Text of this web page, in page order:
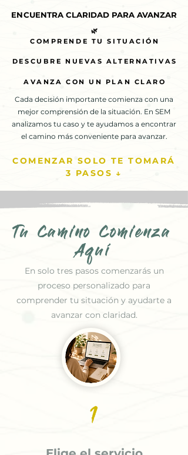
ENCUENTRA CLARIDAD PARA AVANZAR
ENCUENTRA CLARIDAD PARA AVANZAR
🌿
COMPRENDE TU SITUACIÓN
DESCUBRE NUEVAS ALTERNATIVAS
AVANZA CON UN PLAN CLARO
🌿
COMPRENDE TU SITUACIÓN
DESCUBRE NUEVAS ALTERNATIVAS
AVANZA CON UN PLAN CLARO
Cada decisión importante comienza con una
mejor comprensión de la situación. En SEM
analizamos tu caso y te ayudamos a encontrar
el camino más conveniente para avanzar.
COMENZAR SOLO TE TOMARÁ
3 PASOS ↓
Tu Camino Comienza
Aquí
En solo tres pasos comenzarás un
proceso personalizado para
comprender tu situación y ayudarte a
avanzar con claridad.
1